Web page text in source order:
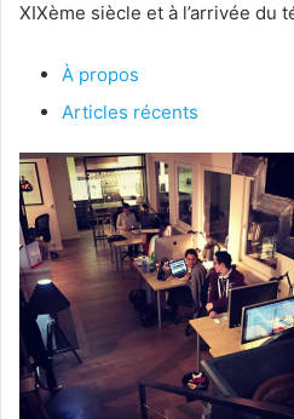
XIXème siècle et à l’arrivée du
À propos
Articles récents